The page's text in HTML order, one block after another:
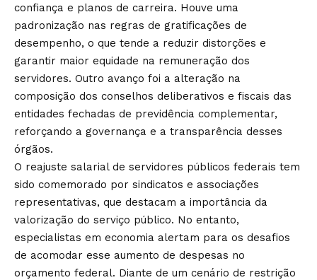
confiança e planos de carreira. Houve uma
padronização nas regras de gratificações de
desempenho, o que tende a reduzir distorções e
garantir maior equidade na remuneração dos
servidores. Outro avanço foi a alteração na
composição dos conselhos deliberativos e fiscais das
entidades fechadas de previdência complementar,
reforçando a governança e a transparência desses
órgãos.
O reajuste salarial de servidores públicos federais tem
sido comemorado por sindicatos e associações
representativas, que destacam a importância da
valorização do serviço público. No entanto,
especialistas em economia alertam para os desafios
de acomodar esse aumento de despesas no
orçamento federal. Diante de um cenário de restrição